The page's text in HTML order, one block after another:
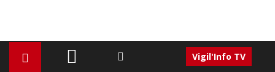
Vigil'Info TV